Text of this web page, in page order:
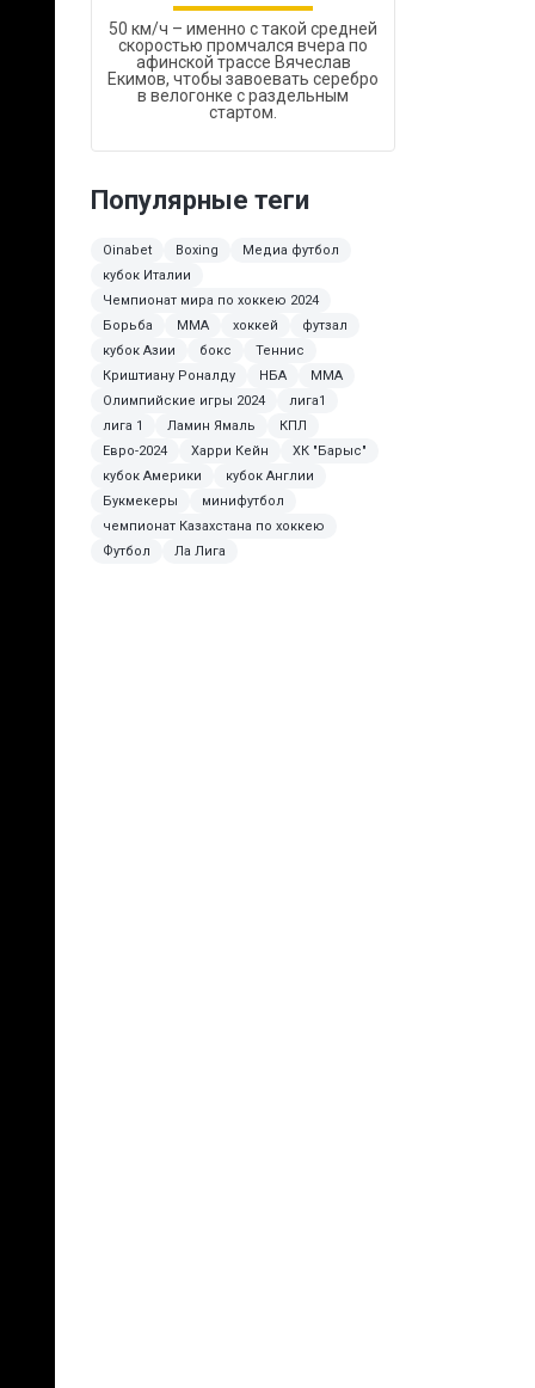
50 км/ч – именно с такой средней
скоростью промчался вчера по
афинской трассе Вячеслав
Екимов, чтобы завоевать серебро
в велогонке с раздельным
стартом.
Популярные теги
Oinabet Boxing
Медиа футбол
кубок Италии
Чемпионат мира по хоккею 2024
Борьба
ММА хоккей
футзал
кубок Азии
бокс
Теннис
Криштиану Роналду
НБА
MMA
Олимпийские игры 2024
лига1
лига 1
Ламин Ямаль
КПЛ
Евро-2024
Харри Кейн
ХК "Барыс"
кубок Америки
кубок Англии
Букмекеры
минифутбол
чемпионат Казахстана по хоккею
Футбол
Ла Лига